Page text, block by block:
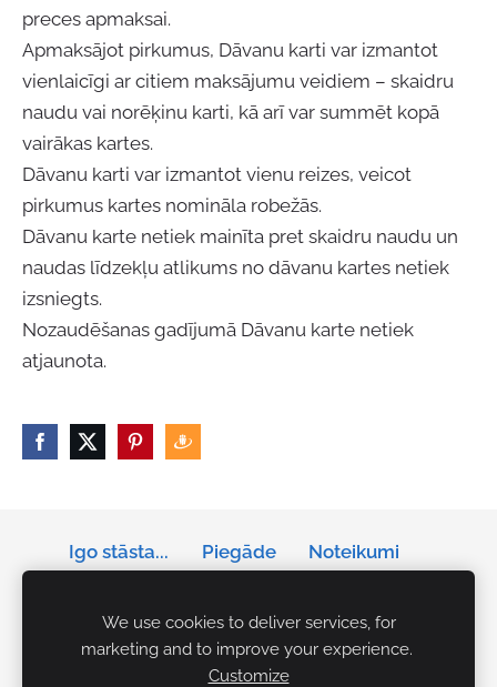
preces apmaksai.
Apmaksājot pirkumus, Dāvanu karti var izmantot
vienlaicīgi ar citiem maksājumu veidiem – skaidru
naudu vai norēķinu karti, kā arī var summēt kopā
vairākas kartes.
Dāvanu karti var izmantot vienu reizes, veicot
pirkumus kartes nomināla robežās.
Dāvanu karte netiek mainīta pret skaidru naudu un
naudas līdzekļu atlikums no dāvanu kartes netiek
izsniegts.
Nozaudēšanas gadījumā Dāvanu karte netiek
atjaunota.
Igo stāsta... Piegāde
Noteikumi
Tālrunis: +371 29141042
We use cookies to deliver services, for
marketing and to improve your experience.
Customize